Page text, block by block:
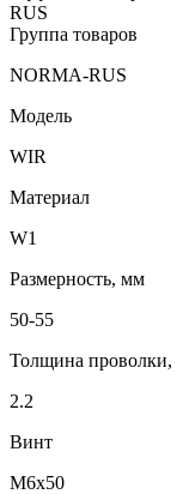
RUS
Группа товаров
NORMA-RUS
Модель
WIR
Материал
W1
Размерность, мм
50-55
Толщина
2.2
Винт
М6х50